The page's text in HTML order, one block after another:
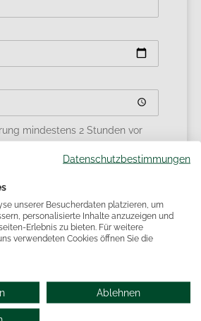
mindestens 2 Stunden vor
ich zu, dass meine Daten im
Reservierung erhoben und
Ihre Einwilligung jederzeit für
Mail (Kontaktdaten) widerrufen.
Datenschutzbestimmungen
unserer Besucherdaten platzieren, um
personalisierte Inhalte anzuzeigen und
Erlebnis zu bieten. Für weitere
verwendeten Cookies öffnen Sie die
Ablehnen